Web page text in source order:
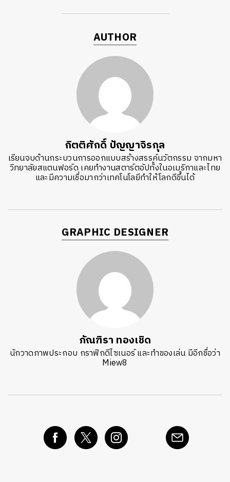
AUTHOR
กิตติศักดิ์ ปัญญาจิรกุล
เรียนจบด้านกระบวนการออกแบบสร้างสรรค์นวัตกรรม จากมหา
วิทยาลัยสแตนฟอร์ด เคยทำงานสตาร์ตอัปทั้งในอเมริกาและไทย
และมีความเชื่อมากว่าเทคโนโลยีทำให้โลกดีขึ้นได้
GRAPHIC DESIGNER
ภัณฑิรา ทองเชิด
นักวาดภาพประกอบ กราฟิกดีไซเนอร์ และทำของเล่น มีอีกชื่อว่า
Miew8